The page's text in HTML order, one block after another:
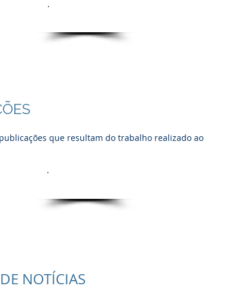
publicações que resultam do trabalho realizado ao
NOTÍCIAS